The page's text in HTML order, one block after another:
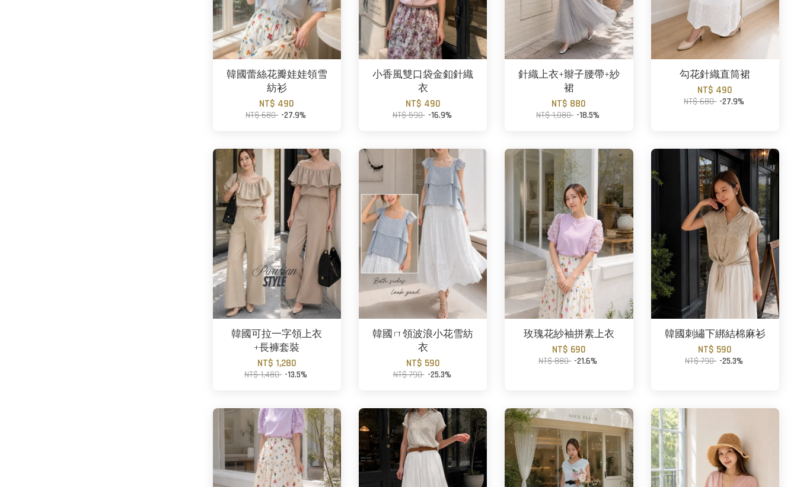
韓國蕾絲花瓣娃娃領雪
紡衫
NT$ 490
NT$ 680 -27.9%
小香風雙口袋金釦針織
衣
NT$ 490
NT$ 590 -16.9%
針織上衣+辮子腰帶+紗
裙
NT$ 880
NT$ 1,080 -18.5%
勾花針織直筒裙
NT$ 490
NT$ 680 -27.9%
韓國可拉一字領上衣
+長褲套裝
NT$ 1,280
NT$ 1,480 -13.5%
韓國ㄇ領波浪小花雪紡
衣
NT$ 590
NT$ 790 -25.3%
玫瑰花紗袖拼素上衣
NT$ 690
NT$ 880 -21.6%
韓國刺繡下綁結棉麻衫
NT$ 590
NT$ 790 -25.3%